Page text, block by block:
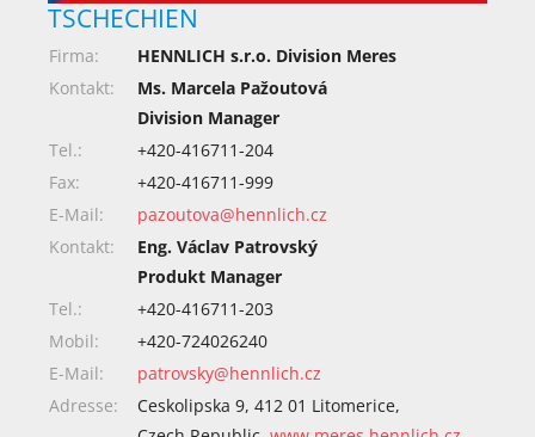
TSCHECHIEN
Firma:
HENNLICH s.r.o. Division Meres
Kontakt:
Ms. Marcela Pažoutová
Division Manager
Tel.:
+420-416711-204
Fax:
+420-416711-999
E-Mail:
pazoutova@hennlich.cz
Kontakt:
Eng. Václav Patrovský
Produkt Manager
Tel.:
+420-416711-203
Mobil:
+420-724026240
E-Mail:
patrovsky@hennlich.cz
Adresse:
Ceskolipska 9, 412 01 Litomerice,